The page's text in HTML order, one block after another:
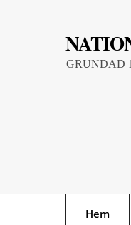
GRUNDAD
Hem